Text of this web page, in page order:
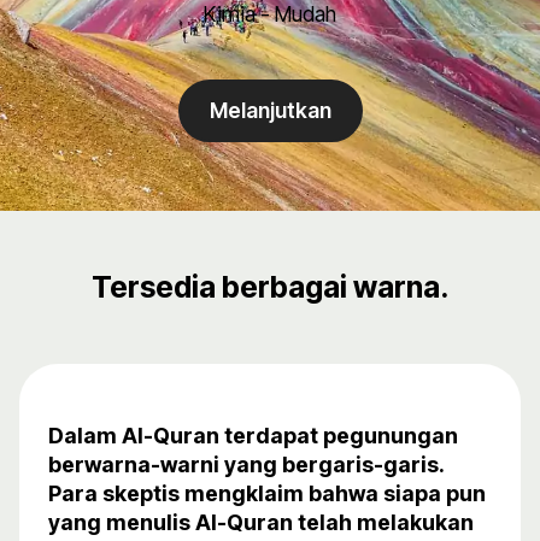
Kimia - Mudah
Melanjutkan
Tersedia berbagai warna.
Dalam Al-Quran terdapat pegunungan
berwarna-warni yang bergaris-garis.
Para skeptis mengklaim bahwa siapa pun
yang menulis Al-Quran telah melakukan